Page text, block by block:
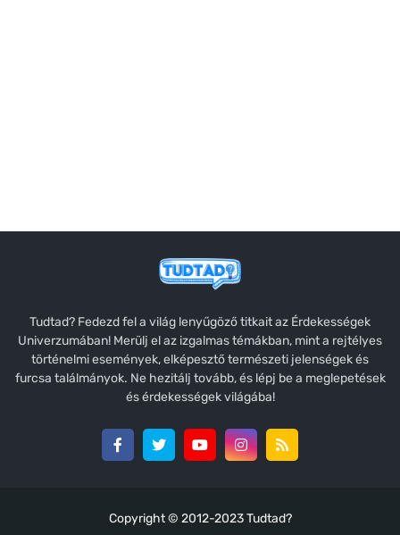
Tudtad? Fedezd fel a világ lenyűgöző titkait az Érdekességek
Univerzumában! Merülj el az izgalmas témákban, mint a rejtélyes
történelmi események, elképesztő természeti jelenségek és
furcsa találmányok. Ne hezitálj tovább, és lépj be a meglepetések
és érdekességek világába!
Copyright © 2012-2023Tudtad?